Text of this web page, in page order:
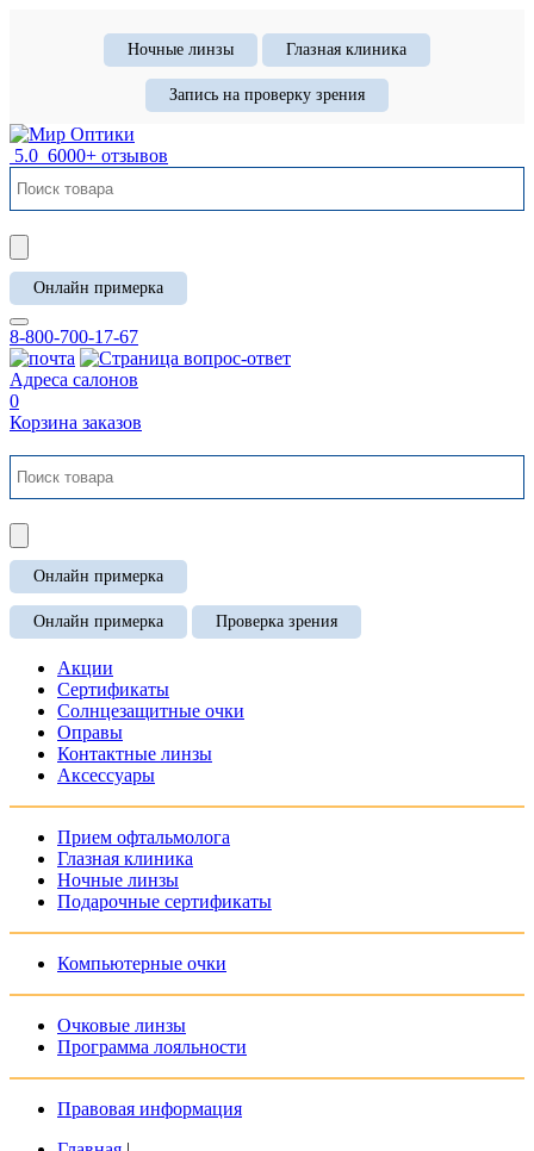
Ночные линзы Глазная клиника
Запись на проверку зрения
5.0 6000+ отзывов
Онлайн примерка
8-800-700-17-67
Адреса салонов
0
Корзина заказов
Онлайн примерка
Онлайн примерка Проверка зрения
Акции
Сертификаты
Солнцезащитные очки
Оправы
Контактные линзы
Аксессуары
Прием офтальмолога
Глазная клиника
Ночные линзы
Подарочные сертификаты
Компьютерные очки
Очковые линзы
Программа лояльности
Правовая информация